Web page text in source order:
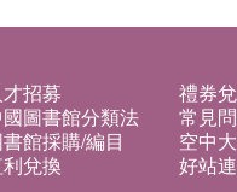
才招募 禮券
圖書館分類法 常見
館採購/編目 空中
兌換 好站